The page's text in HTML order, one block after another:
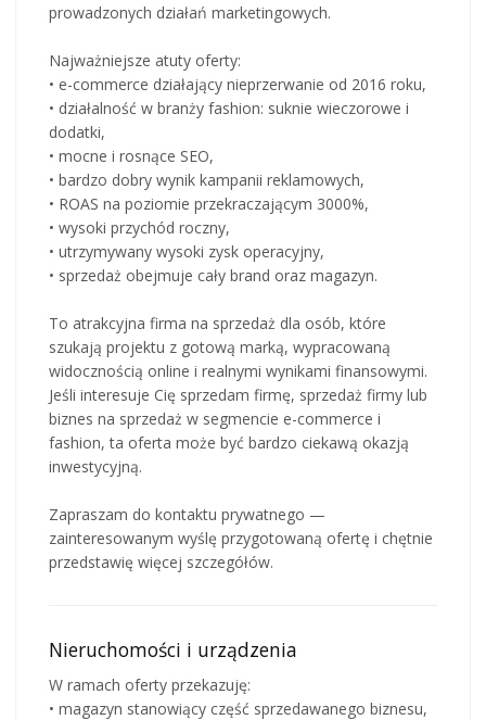
prowadzonych działań marketingowych.
Najważniejsze atuty oferty:
• e-commerce działający nieprzerwanie od 2016 roku,
• działalność w branży fashion: suknie wieczorowe i
dodatki,
• mocne i rosnące SEO,
• bardzo dobry wynik kampanii reklamowych,
• ROAS na poziomie przekraczającym 3000%,
• wysoki przychód roczny,
• utrzymywany wysoki zysk operacyjny,
• sprzedaż obejmuje cały brand oraz magazyn.
To atrakcyjna firma na sprzedaż dla osób, które
szukają projektu z gotową marką, wypracowaną
widocznością online i realnymi wynikami finansowymi.
Jeśli interesuje Cię sprzedam firmę, sprzedaż firmy lub
biznes na sprzedaż w segmencie e-commerce i
fashion, ta oferta może być bardzo ciekawą okazją
inwestycyjną.
Zapraszam do kontaktu prywatnego —
zainteresowanym wyślę przygotowaną ofertę i chętnie
przedstawię więcej szczegółów.
Nieruchomości i urządzenia
W ramach oferty przekazuję:
• magazyn stanowiący część sprzedawanego biznesu,